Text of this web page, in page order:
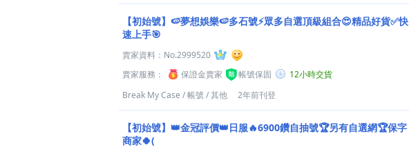
【初始號】🍉夢想娛樂🍉多石號⚡眾多自選頂級組合😍精品好貨✅快
速上手🎯
賣家資料： No.2999520
賣家服務：
保證金賣家 帳號保固
12小時交貨
Break My Case /帳號/其他 2年前刊登
【初始號】👑金冠評價👑日服🔥6900鑽自抽號🏆另有自選網🏆保字
商家🍀(